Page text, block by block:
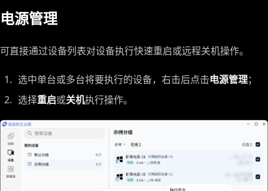
电源管理
可直接通过设备列表对设备执行快速重启或远程关机操作。
选中单台或多台将要执行的设备，右击后点击电源管理；
选择重启或关机执行操作。